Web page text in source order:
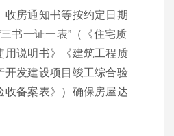
房通知书等按约定日期
书一证一表”（《住宅质
用说明书》《建筑工程质
发建设项目竣工综合验
备案表》）确保房屋达